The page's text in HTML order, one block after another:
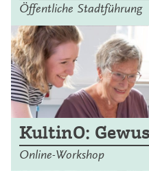
Öffentliche Stadtführung
KultinO:
Online-Workshop